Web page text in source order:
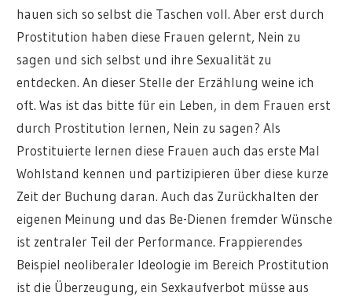
hauen sich so selbst die Taschen voll. Aber erst durch
Prostitution haben diese Frauen gelernt, Nein zu
sagen und sich selbst und ihre Sexualität zu
entdecken. An dieser Stelle der Erzählung weine ich
oft. Was ist das bitte für ein Leben, in dem Frauen erst
durch Prostitution lernen, Nein zu sagen? Als
Prostituierte lernen diese Frauen auch das erste Mal
Wohlstand kennen und partizipieren über diese kurze
Zeit der Buchung daran. Auch das Zurückhalten der
eigenen Meinung und das Be-Dienen fremder Wünsche
ist zentraler Teil der Performance. Frappierendes
Beispiel neoliberaler Ideologie im Bereich Prostitution
ist die Überzeugung, ein Sexkaufverbot müsse aus